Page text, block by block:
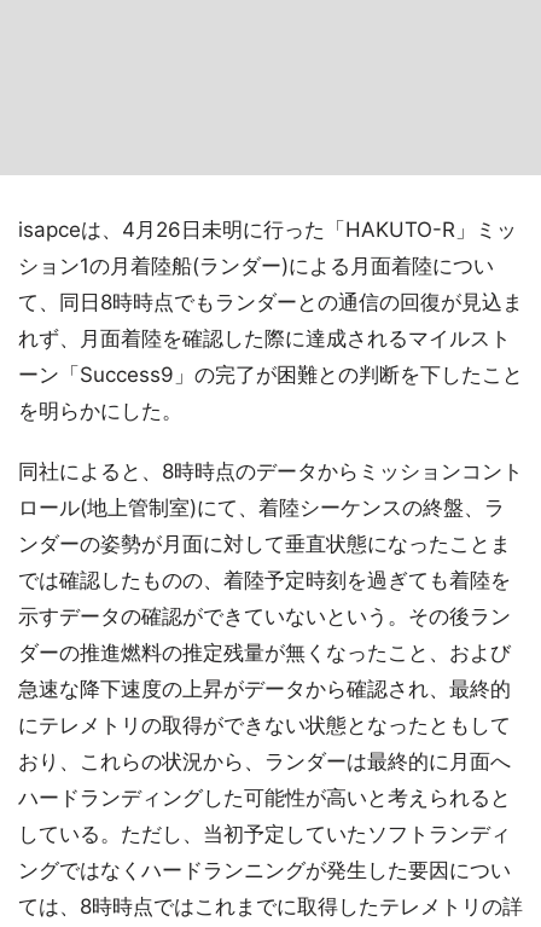
isapceは、4月26日未明に行った「HAKUTO-R」ミッ
ション1の月着陸船(ランダー)による月面着陸につい
て、同日8時時点でもランダーとの通信の回復が見込ま
れず、月面着陸を確認した際に達成されるマイルスト
ーン「Success9」の完了が困難との判断を下したこと
を明らかにした。
同社によると、8時時点のデータからミッションコント
ロール(地上管制室)にて、着陸シーケンスの終盤、ラ
ンダーの姿勢が月面に対して垂直状態になったことま
では確認したものの、着陸予定時刻を過ぎても着陸を
示すデータの確認ができていないという。その後ラン
ダーの推進燃料の推定残量が無くなったこと、および
急速な降下速度の上昇がデータから確認され、最終的
にテレメトリの取得ができない状態となったともして
おり、これらの状況から、ランダーは最終的に月面へ
ハードランディングした可能性が高いと考えられると
している。ただし、当初予定していたソフトランディ
ングではなくハードランニングが発生した要因につい
ては、8時時点ではこれまでに取得したテレメトリの詳